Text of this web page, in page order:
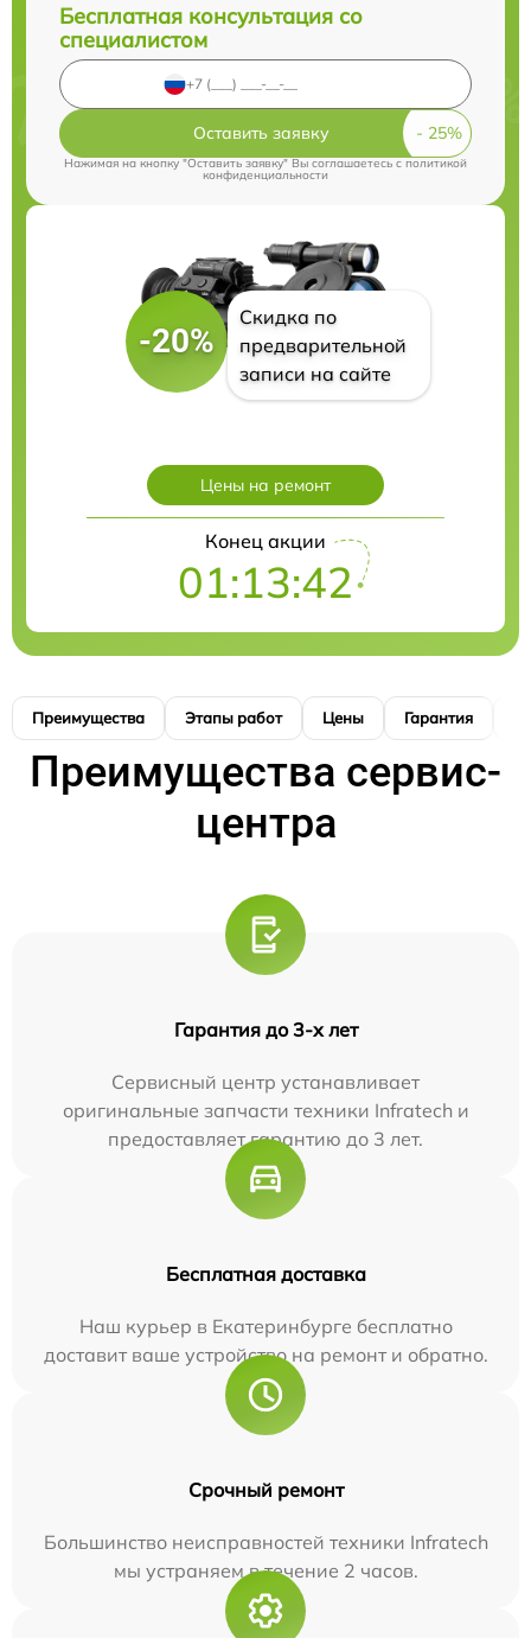
Бесплатная консультация со
специалистом
Оставить заявку
Нажимая на кнопку "Оставить заявку" Вы соглашаетесь cполитикой
конфиденциальности
-20%
Скидка по
предварительной
записи на сайте
Цены на ремонт
Конец акции
01:13:41
Преимущества Этапы работ Цены Гарантия
Преимущества сервис-
центра
Гарантия до 3-х лет
Сервисный центр устанавливает
оригинальные запчасти техники Infratech и
предоставляет гарантию до 3 лет.
Бесплатная доставка
Наш курьер в Екатеринбурге бесплатно
доставит ваше устройство на ремонт и обратно.
Срочный ремонт
Большинство неисправностей техники Infratech
мы устраняем в течение 2 часов.